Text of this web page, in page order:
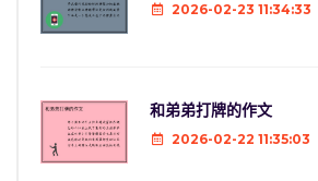
2026-02-23 11:34:33
和弟弟打牌的作文
2026-02-22 11:35:03